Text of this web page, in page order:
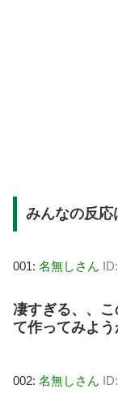
みんなの反
001: 名無しさん
凄すぎる、、
て作ってみよ
002: 名無しさん